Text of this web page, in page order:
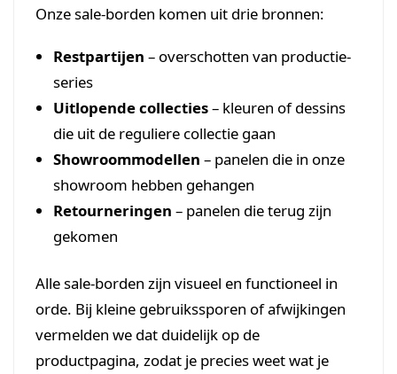
Onze sale-borden komen uit drie bronnen:
Restpartijen – overschotten van productie-
series
Uitlopende collecties– kleuren of dessins
die uit de reguliere collectie gaan
Showroommodellen – panelen die in onze
showroom hebben gehangen
Retourneringen – panelen die terug zijn
gekomen
Alle sale-borden zijn visueel en functioneel in
orde. Bij kleine gebruikssporen of afwijkingen
vermelden we dat duidelijk op de
productpagina, zodat je precies weet wat je